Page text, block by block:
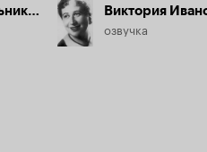
Маргарита Корабельникова Виктория
озвучка